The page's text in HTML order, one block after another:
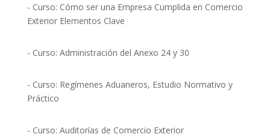
- Curso: Cómo ser una Empresa Cumplida en Comercio
Exterior Elementos Clave
- Curso: Administración del Anexo 24 y 30
- Curso: Regímenes Aduaneros, Estudio Normativo y
Práctico
- Curso: Auditorías de Comercio Exterior